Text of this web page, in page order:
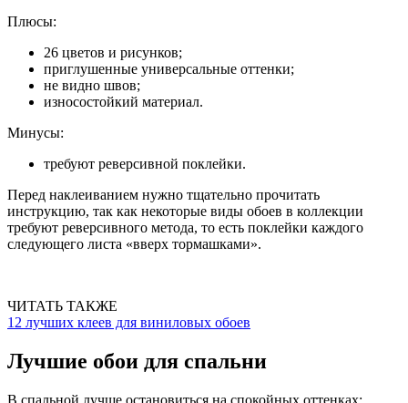
Плюсы:
26 цветов и рисунков;
приглушенные универсальные оттенки;
не видно швов;
износостойкий материал.
Минусы:
требуют реверсивной поклейки.
Перед наклеиванием нужно тщательно прочитать
инструкцию, так как некоторые виды обоев в коллекции
требуют реверсивного метода, то есть поклейки каждого
следующего листа «вверх тормашками».
ЧИТАТЬ ТАКЖЕ
12 лучших клеев для виниловых обоев
Лучшие обои для спальни
В спальной лучше остановиться на спокойных оттенках: